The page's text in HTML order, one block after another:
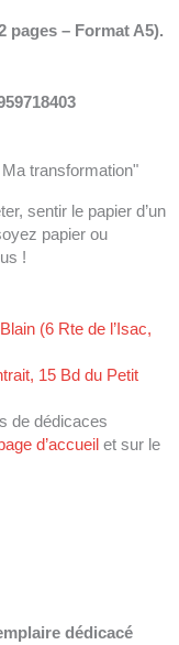
pages – Format A5).
transformation"
sentir le papier d’un
papier ou
!
(6 Rte de l’Isac,
15 Bd du Petit
de dédicaces
d’accueil et sur le
dédicacé